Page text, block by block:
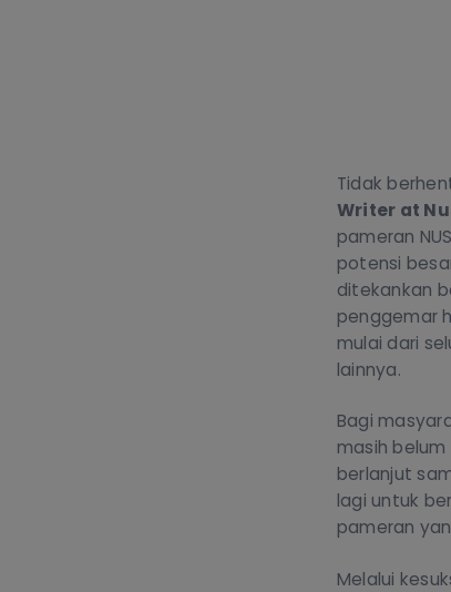
Tidak
Writer at
pameran
potensi
ditekankan
penggemar
mulai dari
lainnya.
Bagi
masih belum
berlanjut
lagi untuk
pameran
Melalui